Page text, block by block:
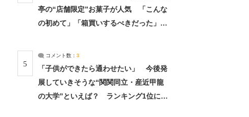
亭の“店舗限定”お菓子が人気 「こんな
の初めて」「箱買いするべきだった」
5
コメント数： 3
「子供ができたら通わせたい」 今後発
展していきそうな“関関同立・産近甲龍
の大学”といえば？ ランキング1位に学